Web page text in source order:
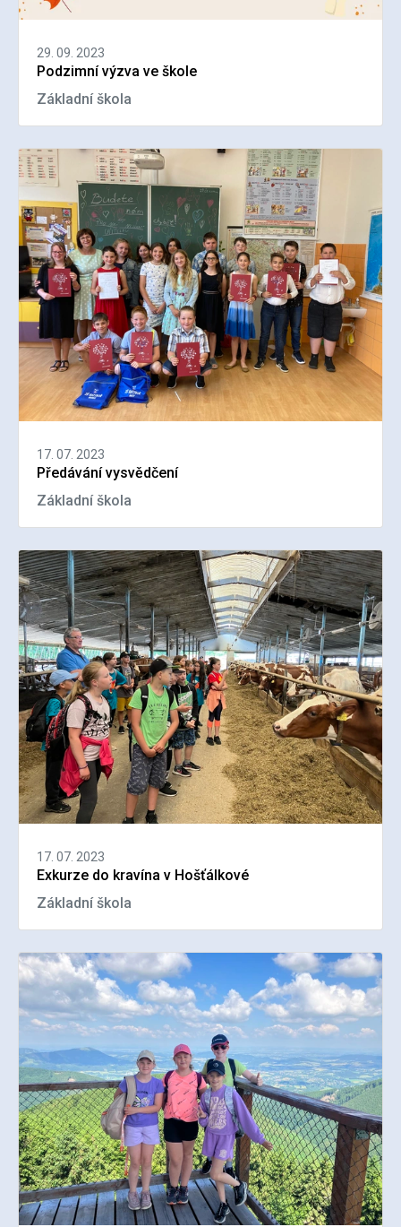
29. 09. 2023
Podzimní výzva ve škole
Základní škola
17. 07. 2023
Předávání vysvědčení
Základní škola
17. 07. 2023
Exkurze do kravína v Hošťálkové
Základní škola